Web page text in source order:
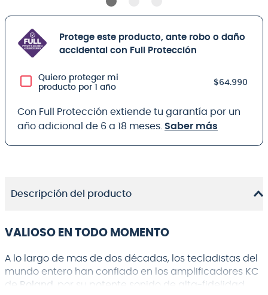
Protege este producto, ante robo o daño
accidental con Full Protección
Quiero proteger mi
producto por 1 año
$64.990
Con Full Protección extiende tu garantía por un
año adicional de 6 a 18 meses. Saber más
Descripción del producto
VALIOSO EN TODO MOMENTO
A lo largo de mas de dos décadas, los tecladistas del
mundo entero han confiado en los amplificadores KC
de Roland,
por su potente sonido de alta-fidelidad,